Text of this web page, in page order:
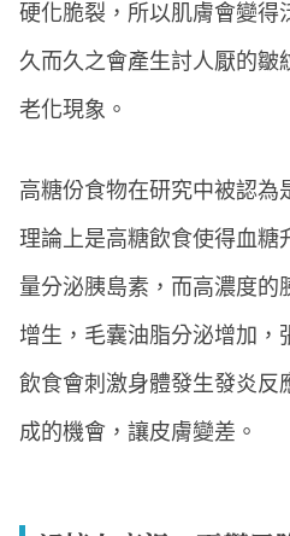
硬化脆裂，所以肌膚會變得
久而久之會產生討人厭的皺
老化現象。
高糖份食物在研究中被認為
理論上是高糖飲食使得血糖
量分泌胰島素，而高濃度的
增生，毛囊油脂分泌增加，
飲食會刺激身體發生發炎反
成的機會，讓皮膚變差。